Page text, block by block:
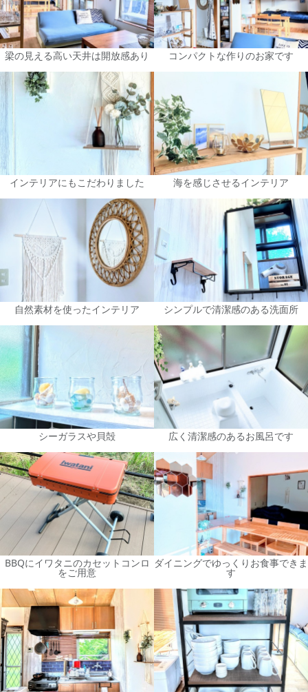
梁の見える高い天井は開放感あり コンパクトな作りのお家です
インテリアにもこだわりました 海を感じさせるインテリア
自然素材を使ったインテリア シンプルで清潔感のある洗面所
シーガラスや貝殻 広く清潔感のあるお風呂です
BBQにイワタニのカセットコンロ
をご用意
ダイニングでゆっくりお食事できま
す